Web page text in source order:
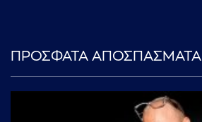
ΠΡΟΣΦΑΤΑ ΑΠΟΣΠΑΣΜΑΤΑ